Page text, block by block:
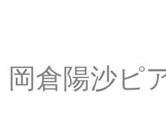
岡倉陽沙ピ